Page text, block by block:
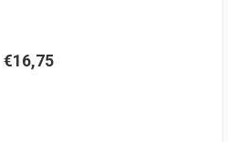
€16,75